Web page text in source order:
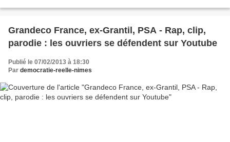
Grandeco France, ex-Grantil, PSA - Rap, clip,
parodie : les ouvriers se défendent sur Youtube
Publié le 07/02/2013 à 18:30
Par democratie-reelle-nimes